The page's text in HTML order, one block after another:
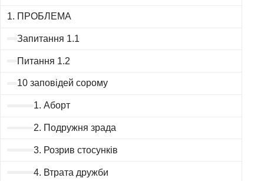
1. ПРОБЛЕМА
Запитання 1.1
Питання 1.2
10 заповідей сорому
1. Аборт
2. Подружня зрада
3. Розрив стосунків
4. Втрата дружби